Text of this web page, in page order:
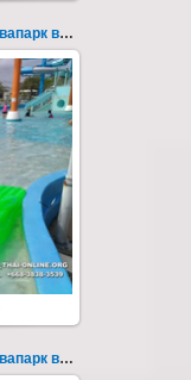
Columbia Pictures Aquaverse аквапарк в Паттайе 246
Columbia Pictures Aquaverse аквапарк в Паттайе 247